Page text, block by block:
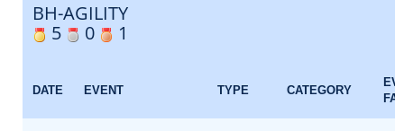
BH-AGILITY
5
0 1
DATE EVENT TYPE CATEGORY